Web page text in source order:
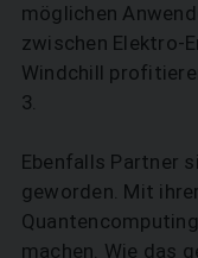
möglichen
­zwischen Elektro-
Windchill
3.
Ebenfalls Partner
geworden. Mit
machen. Wie das